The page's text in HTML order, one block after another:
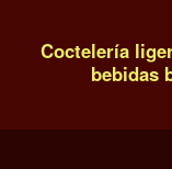
Coctelería
bebidas